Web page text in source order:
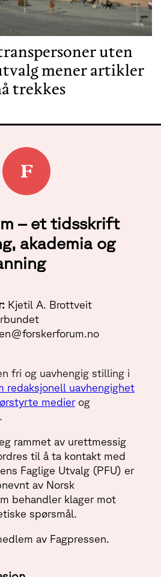
uten
mener artikler
trekkes
– et tidsskrift
akademia og
Kjetil A. Brottveit
fri og uavhengig stilling i
redaksjonell uavhengighet
medierog
.
rammet av urettmessig
til å ta kontakt med
Faglige Utvalg (PFU) er
av Norsk
behandler klager mot
spørsmål.
av Fagpressen.